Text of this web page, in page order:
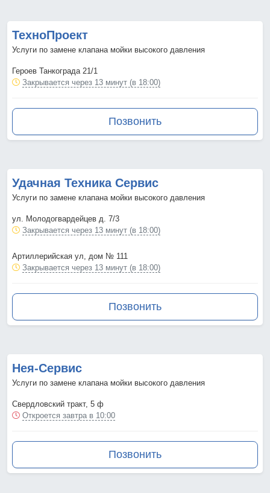
ТехноПроект
Услуги по замене клапана мойки высокого давления
Героев Танкограда 21/1
Закрывается через 13 минут (в 18:00)
Позвонить
Удачная Техника Сервис
Услуги по замене клапана мойки высокого давления
ул. Молодогвардейцев д. 7/3
Закрывается через 13 минут (в 18:00)
Артиллерийская ул, дом № 111
Закрывается через 13 минут (в 18:00)
Позвонить
Нея-Сервис
Услуги по замене клапана мойки высокого давления
Свердловский тракт, 5 ф
Откроется завтра в 10:00
Позвонить